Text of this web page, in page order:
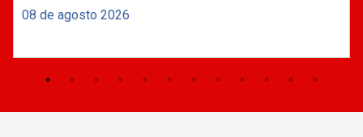
08 de agosto 2026